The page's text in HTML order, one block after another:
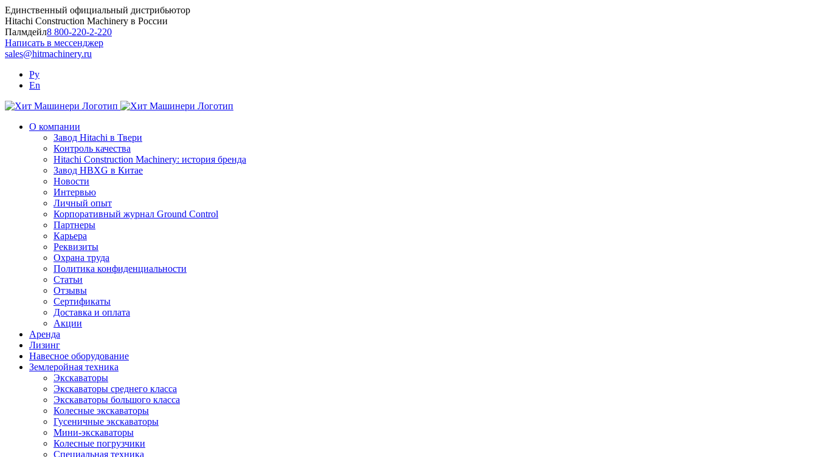
Skip
to
content
Единственный официальный дистрибьютор
Hitachi Construction Machinery в России
Палмдейл8 800-220-2-220
Написать в мессенджер
sales@hitmachinery.ru
Ру
En
О компании
Завод Hitachi в Твери
Контроль качества
Hitachi Construction Machinery: история бренда
Завод HBXG в Китае
Новости
Интервью
Личный опыт
Корпоративный журнал Ground Control
Партнеры
Карьера
Реквизиты
Охрана труда
Политика конфиденциальности
Статьи
Отзывы
Сертификаты
Доставка и оплата
Акции
Аренда
Лизинг
Навесное оборудование
Землеройная техника
Экскаваторы
Экскаваторы среднего класса
Экскаваторы большого класса
Колесные экскаваторы
Гусеничные экскаваторы
Мини-экскаваторы
Колесные погрузчики
Специальная техника